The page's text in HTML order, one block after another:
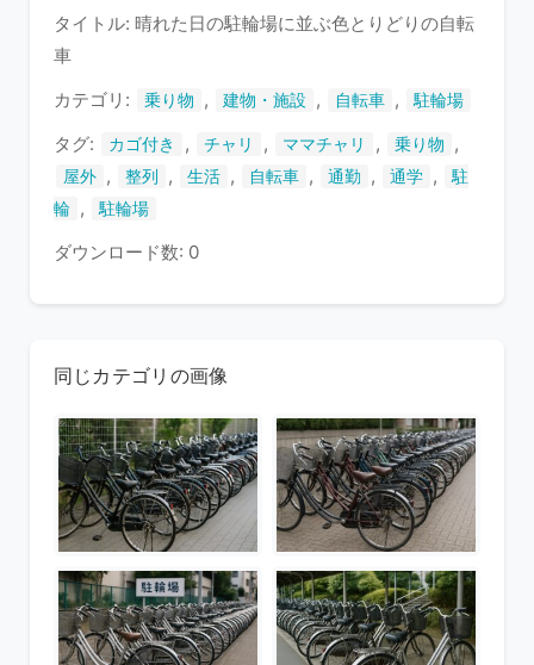
い
す
タイトル: 晴れた日の駐輪場に並ぶ色とりどりの自転
車
カテゴリ:
乗り物 , 建物・施設 , 自転車 , 駐輪場
タグ: カゴ付き , チャリ , ママチャリ , 乗り物 ,
屋外 , 整列 , 生活 , 自転車 , 通勤 , 通学 ,
駐
輪
, 駐輪場
ダウンロード数: 0
同じカテゴリの画像